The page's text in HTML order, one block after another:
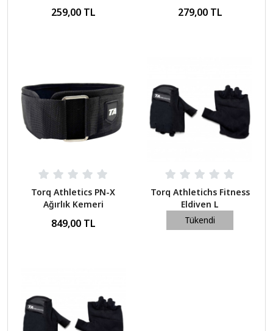
Pembe
259,00 TL 279,00 TL
Torq Athletics PN-X
Ağırlık Kemeri
849,00 TL
Torq Athletichs Fitness
Eldiven L
479,00 TL
Tükendi